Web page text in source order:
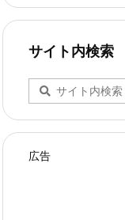
サイト内検索
広告